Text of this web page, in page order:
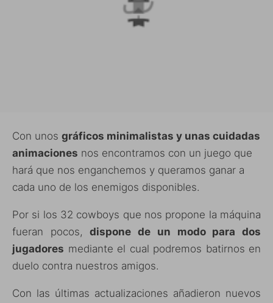
Con unos gráficos minimalistas y unas cuidadas
animaciones nos encontramos con un juego que
hará que nos enganchemos y queramos ganar a
cada uno de los enemigos disponibles.
Por si los 32 cowboys que nos propone la máquina
fueran pocos,dispone de un modo para dos
jugadores mediante el cual podremos batirnos en
duelo contra nuestros amigos.
Con las últimas actualizaciones añadieron nuevos